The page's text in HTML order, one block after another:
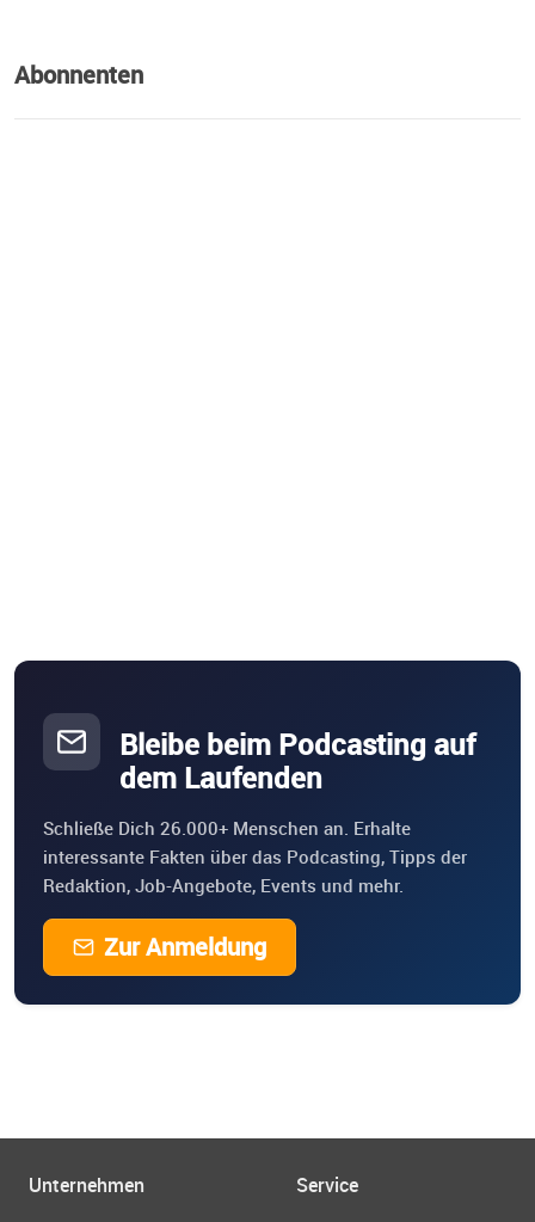
Abonnenten
Bleibe beim Podcasting auf
dem Laufenden
Schließe Dich 26.000+ Menschen an. Erhalte
interessante Fakten über das Podcasting, Tipps der
Redaktion, Job-Angebote, Events und mehr.
Zur Anmeldung
Unternehmen Service